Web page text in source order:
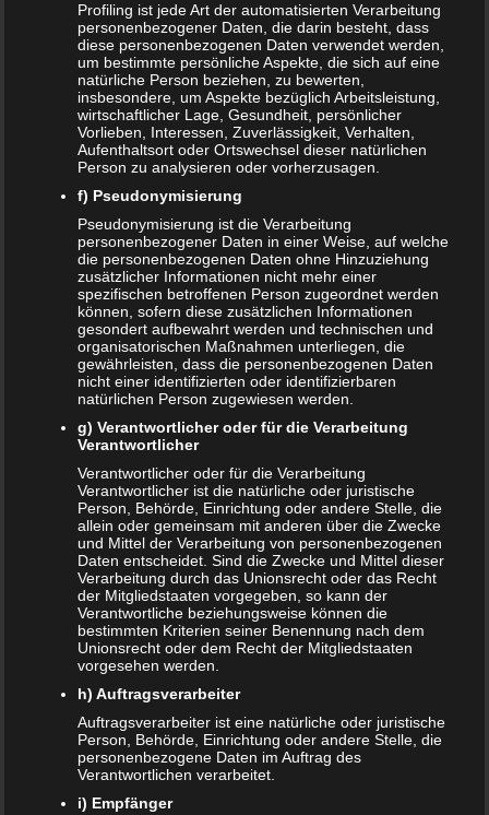
genommen.
Datenschutzerklärung|Datenauszug|Datenschutzeinstellungen
Löschanfrage|Fotonachweise |Impressum
NEUE ARTIKEL
Das sind die vier Phasen der Eltern-Kind-Beziehung
Bildschirmzeit für Kinder: So viel ist wirklich genug!
Schwangerschaft – ein kurzer Überblick
Schwangerschaft: 1. Trimester
Babyhaut schützen: So gelingt es am besten!
NEUE KOMMENTARE
Frank ZimmermannzuSchwanger von Affäre – was nun?
Kristin Rudolphzu Vollmachten für Kinder
Franzi zu Vollmachten für Kinder
zuBRIO Angebote – Holzeisenbahnen besonders
günstig kaufen
SANDRAzuVollmachten für Kinder
Profiling ist jede Art der automatisierten Verarbeitung
personenbezogener Daten, die darin besteht, dass
diese personenbezogenen Daten verwendet werden,
um bestimmte persönliche Aspekte, die sich auf eine
natürliche Person beziehen, zu bewerten,
insbesondere, um Aspekte bezüglich Arbeitsleistung,
wirtschaftlicher Lage, Gesundheit, persönlicher
Vorlieben, Interessen, Zuverlässigkeit, Verhalten,
Aufenthaltsort oder Ortswechsel dieser natürlichen
Person zu analysieren oder vorherzusagen.
f) Pseudonymisierung
Pseudonymisierung ist die Verarbeitung
personenbezogener Daten in einer Weise, auf welche
die personenbezogenen Daten ohne Hinzuziehung
zusätzlicher Informationen nicht mehr einer
spezifischen betroffenen Person zugeordnet werden
können, sofern diese zusätzlichen Informationen
gesondert aufbewahrt werden und technischen und
organisatorischen Maßnahmen unterliegen, die
gewährleisten, dass die personenbezogenen Daten
nicht einer identifizierten oder identifizierbaren
natürlichen Person zugewiesen werden.
g) Verantwortlicher oder für die Verarbeitung
Verantwortlicher
Verantwortlicher oder für die Verarbeitung
Verantwortlicher ist die natürliche oder juristische
Person, Behörde, Einrichtung oder andere Stelle, die
allein oder gemeinsam mit anderen über die Zwecke
und Mittel der Verarbeitung von personenbezogenen
Daten entscheidet. Sind die Zwecke und Mittel dieser
Verarbeitung durch das Unionsrecht oder das Recht
der Mitgliedstaaten vorgegeben, so kann der
Verantwortliche beziehungsweise können die
bestimmten Kriterien seiner Benennung nach dem
Unionsrecht oder dem Recht der Mitgliedstaaten
vorgesehen werden.
h) Auftragsverarbeiter
Auftragsverarbeiter ist eine natürliche oder juristische
Person, Behörde, Einrichtung oder andere Stelle, die
personenbezogene Daten im Auftrag des
Verantwortlichen verarbeitet.
i) Empfänger